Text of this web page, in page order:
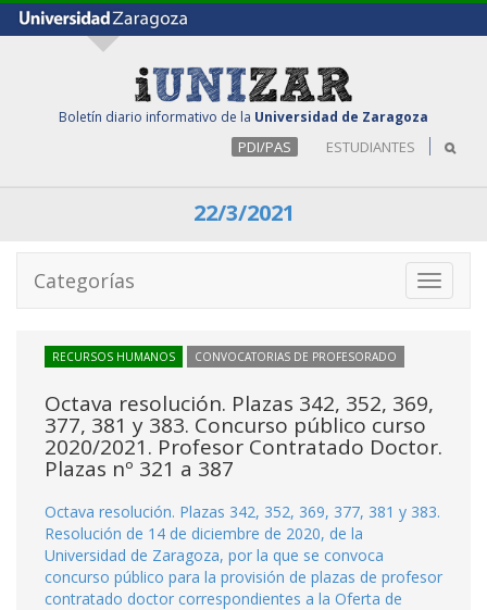
Boletín diario informativo de la Universidad de Zaragoza
PDI/PAS ESTUDIANTES
22/3/2021
Toggle
Categorías
RECURSOS HUMANOS CONVOCATORIAS DE PROFESORADO
Octava resolución. Plazas 342, 352, 369,
377, 381 y 383. Concurso público curso
2020/2021. Profesor Contratado Doctor.
Plazas nº 321 a 387
Octava resolución. Plazas 342, 352, 369, 377, 381 y 383.
Resolución de 14 de diciembre de 2020, de la
Universidad de Zaragoza, por la que se convoca
concurso público para la provisión de plazas de profesor
contratado doctor correspondientes a la Oferta de